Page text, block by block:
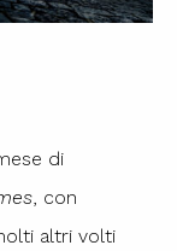
di
, con
altri volti